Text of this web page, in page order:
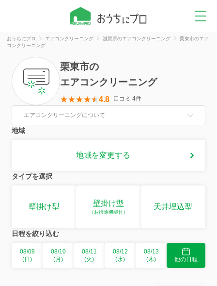
おうちにプロ エアコンクリーニング 滋賀県のエアコンクリーニング
栗東市のエア
コンクリーニング
栗東市の
エアコンクリーニング
4.8 口コミ 4件
エアコンクリーニングについて
地域
地域を変更する
タイプを選択
壁掛け型 壁掛け型
（お掃除機能付）
天井埋込型
日程を絞り込む
08/09
(日)
08/10
(月)
08/11
(火)
08/12
(水)
08/13
(木)
他の日程